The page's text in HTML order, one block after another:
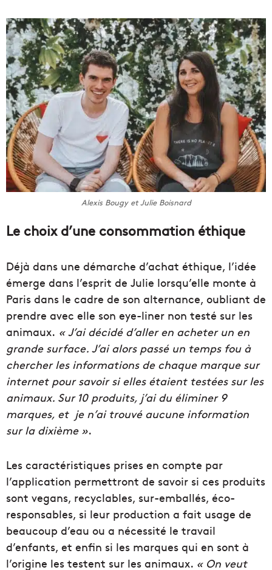
Alexis Bougy et Julie Boisnard
Le choix d’une consommation éthique
Déjà dans une démarche d’achat éthique, l’idée
émerge dans l’esprit de Julie lorsqu’elle monte à
Paris dans le cadre de son alternance, oubliant de
prendre avec elle son eye-liner non testé sur les
animaux. « J’ai décidé d’aller en acheter un en
grande surface. J’ai alors passé un temps fou à
chercher les informations de chaque marque sur
internet pour savoir si elles étaient testées sur les
animaux. Sur 10 produits, j’ai du éliminer 9
marques, et je n’ai trouvé aucune information
sur la dixième ».
Les caractéristiques prises en compte par
l’application permettront de savoir si ces produits
sont vegans, recyclables, sur-emballés, éco-
responsables, si leur production a fait usage de
beaucoup d’eau ou a nécessité le travail
d’enfants, et enfin si les marques qui en sont à
l’origine les testent sur les animaux. « On veut